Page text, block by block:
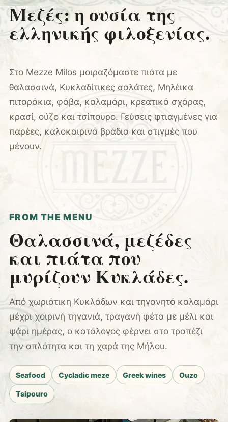
Μεζές: η ουσία της
ελληνικής φιλοξενίας.
Στο Mezze Milos μοιραζόμαστε πιάτα με
θαλασσινά, Κυκλαδίτικες σαλάτες, Μηλέικα
πιταράκια, φάβα, καλαμάρι, κρεατικά σχάρας,
κρασί, ούζο και τσίπουρο. Γεύσεις φτιαγμένες για
παρέες, καλοκαιρινά βράδια και στιγμές που
μένουν.
FROM THE MENU
Θαλασσινά, μεζέδες
και πιάτα που
μυρίζουν Κυκλάδες.
Από χωριάτικη Κυκλάδων και τηγανητό καλαμάρι
μέχρι χοιρινή τηγανιά, τραγανή φέτα με μέλι και
ψάρι ημέρας, ο κατάλογος φέρνει στο τραπέζι
την απλότητα και τη χαρά της Μήλου.
Seafood Cycladic meze Greek wines Ouzo
Tsipouro